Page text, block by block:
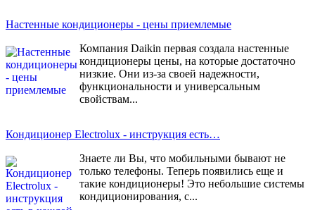
Настенные кондиционеры - цены приемлемые
Компания Daikin первая создала настенные
кондиционеры цены, на которые достаточно
низкие. Они из-за своей надежности,
функциональности и универсальным
свойствам...
Кондиционер Еlectrolux - инструкция есть…
Знаете ли Вы, что мобильными бывают не
только телефоны. Теперь появились еще и
такие кондиционеры! Это небольшие системы
кондиционирования, с...